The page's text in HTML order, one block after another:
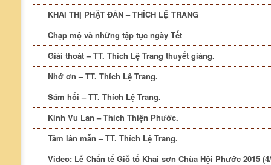
KHAI THỊ PHẬT ĐẢN – THÍCH LỆ TRANG
Chạp mộ và những tập tục ngày Tết
Giải thoát – TT. Thích Lệ Trang thuyết giảng.
Nhớ ơn – TT. Thích Lệ Trang.
Sám hối – TT. Thích Lệ Trang.
Kinh Vu Lan – Thích Thiện Phước.
Tâm lân mẫn – TT. Thích Lệ Trang.
Video: Lễ Chẩn tế Giỗ tổ Khai sơn Chùa Hội Phước 2015